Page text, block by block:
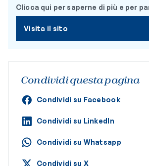
Clicca qui per saperne di più e per
Visita il sito
Condividi questa pagina
Condividi su Facebook
Condividi su LinkedIn
Condividi su Whatsapp
Condividi su X